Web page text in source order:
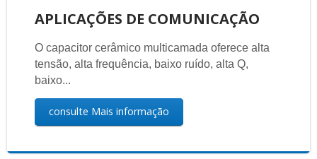
APLICAÇÕES DE COMUNICAÇÃO
O capacitor cerâmico multicamada oferece alta
tensão, alta frequência, baixo ruído, alta Q,
baixo...
consulte Mais informação